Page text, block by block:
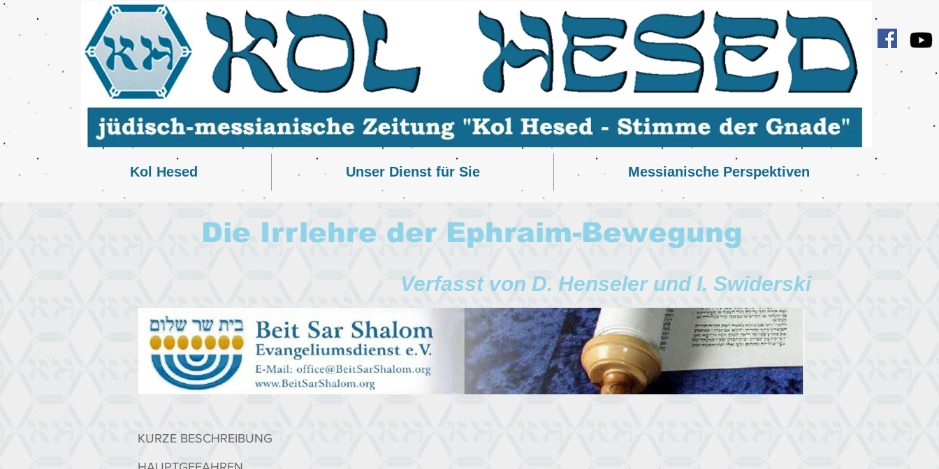
Die Irrlehre der Ephraim-Bewegung
Verfasst von D. Henseler und I. Swiderski
KURZE BESCHREIBUNG
Kol Hesed Unser Dienst für Sie Messianische Perspektiven